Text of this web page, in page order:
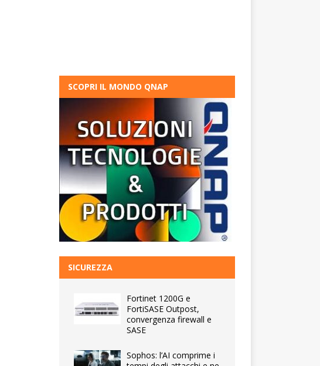
SCOPRI IL MONDO QNAP
SICUREZZA
Fortinet 1200G e
FortiSASE Outpost,
convergenza firewall e
SASE
Sophos: l’AI comprime i